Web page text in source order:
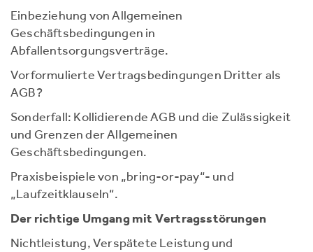
Einbeziehung von Allgemeinen
Geschäftsbedingungen in
Abfallentsorgungsverträge.
Vorformulierte Vertragsbedingungen Dritter als
AGB?
Sonderfall: Kollidierende AGB und die Zulässigkeit
und Grenzen der Allgemeinen
Geschäftsbedingungen.
Praxisbeispiele von „bring-or-pay“- und
„Laufzeitklauseln“.
Der richtige Umgang mit Vertragsstörungen
Nichtleistung, Verspätete Leistung und